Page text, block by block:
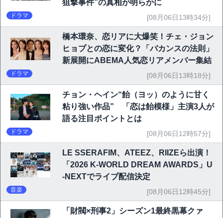
狙撃事件”の真相が明らかに
ドラマ [08月06日13時34分]
橋本環奈、恋リアに大爆笑！チェ・ジョン
ヒョプとの恋に変化？「バカンスの法則」
新展開にABEMA人気恋リアメンバー集結
ドラマ [08月06日13時18分]
チョン・ヘイン“飴（ヨッ）のように甘く
粘り強い作品” 「恋は飴模様」主演3人が
語る注目ポイントとは
ドラマ [08月06日12時57分]
LE SSERAFIM、ATEEZ、RIIZEら出演！
「2026 K-WORLD DREAM AWARDS」U
-NEXTでライブ配信決定
音楽 [08月06日12時45分]
「財閥×刑事2」シーズン1最終黒幕クァ